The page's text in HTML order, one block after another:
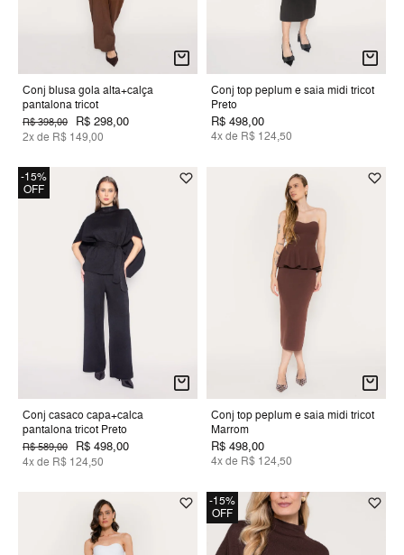
Conj blusa gola alta+calça
pantalona tricot
R$ 398,00 R$ 298,00
2x de R$ 149,00
Conj top peplum e saia midi tricot
Preto
R$ 498,00
4x de R$ 124,50
-15%
OFF
Conj casaco capa+calca
pantalona tricot Preto
R$ 589,00 R$ 498,00
4x de R$ 124,50
Conj top peplum e saia midi tricot
Marrom
R$ 498,00
4x de R$ 124,50
-15%
OFF